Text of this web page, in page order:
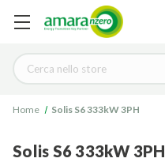
Cerca
Home Solis S6 333kW 3PH
Solis S6 333kW 3PH